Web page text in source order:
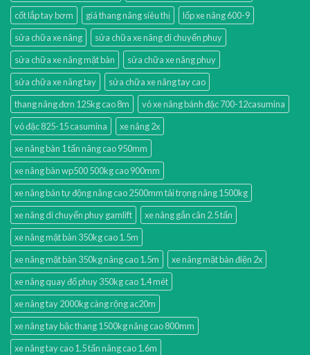
cốt lắp tay bơm
giá thang nâng siêu thị
lốp xe nâng 600-9
sửa chữa xe nâng
sửa chữa xe nâng di chuyển phuy
sửa chữa xe nâng mặt bàn
sửa chữa xe nâng phuy
sửa chữa xe nâng tay
sửa chữa xe nâng tay cao
thang nâng đơn 125kg cao 8m
vỏ xe nâng bánh đặc 700-12casumina
vỏ đặc 825-15 casumina
xe nâng 2x
xe nâng bàn 1 tấn nâng cao 950mm
xe nâng bàn wp500 500kg cao 900mm
xe nâng bán tự động nâng cao 2500mm tải trọng nâng 1500kg
xe nâng di chuyển phuy gamlift
xe nâng gắn cân 2.5 tấn
xe nâng mặt bàn 350kg cao 1.5m
xe nâng mặt bàn 350kg nâng cao 1.5m
xe nâng mặt bàn điện 2x
xe nâng quay đổ phuy 350kg cao 1.4 mét
xe nâng tay 2000kg càng rộng ac20m
xe nâng tay bậc thang 1500kg nâng cao 800mm
xe nâng tay cao 1.5 tấn nâng cao 1.6m